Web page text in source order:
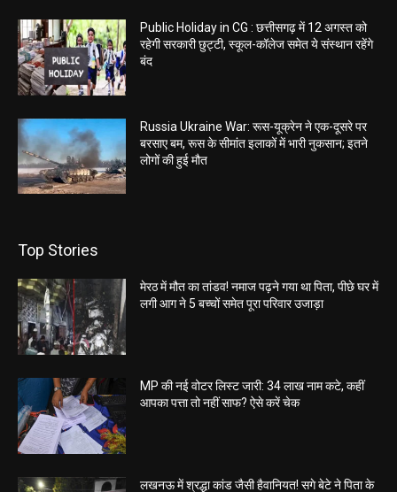
Public Holiday in CG : छत्तीसगढ़ में 12 अगस्त को
रहेगी सरकारी छुट्टी, स्कूल-कॉलेज समेत ये संस्थान रहेंगे
बंद
Russia Ukraine War: रूस-यूक्रेन ने एक-दूसरे पर
बरसाए बम, रूस के सीमांत इलाकों में भारी नुकसान; इतने
लोगों की हुई मौत
Top Stories
मेरठ में मौत का तांडव! नमाज पढ़ने गया था पिता, पीछे घर में
लगी आग ने 5 बच्चों समेत पूरा परिवार उजाड़ा
MP की नई वोटर लिस्ट जारी: 34 लाख नाम कटे, कहीं
आपका पत्ता तो नहीं साफ? ऐसे करें चेक
लखनऊ में श्रद्धा कांड जैसी हैवानियत! सगे बेटे ने पिता के